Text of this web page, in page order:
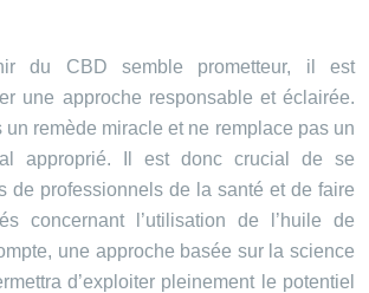
du CBD semble prometteur, il est
une approche responsable et éclairée.
un remède miracle et ne remplace pas un
approprié. Il est donc crucial de se
de professionnels de la santé et de faire
concernant l’utilisation de l’huile de
une approche basée sur la science
d’exploiter pleinement le potentiel